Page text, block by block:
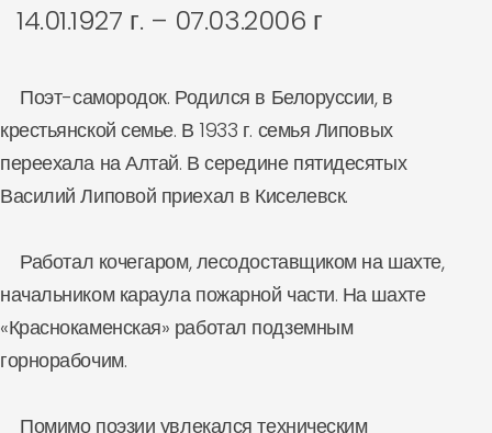
14.01.1927 г. – 07.03.2006 г
Поэт-самородок. Родился в Белоруссии, в
крестьянской семье. В 1933 г. семья Липовых
переехала на Алтай. В середине пятидесятых
Василий Липовой приехал в Киселевск.
Работал кочегаром, лесодоставщиком на шахте,
начальником караула пожарной части. На шахте
«Краснокаменская» работал подземным
горнорабочим.
Помимо поэзии увлекался техническим